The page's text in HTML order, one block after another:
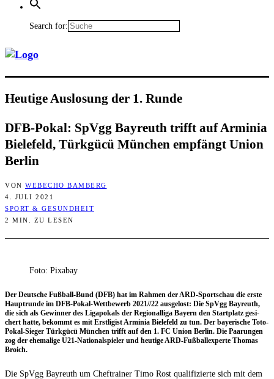
Search for:
Heu­ti­ge Aus­lo­sung der 1. Runde
DFB-Pokal: SpVgg Bay­reuth trifft auf Armi­nia
Bie­le­feld, Türk­gücü Mün­chen emp­fängt Uni­on
Berlin
VON WEBECHO BAMBERG
4. JULI 2021
SPORT & GESUNDHEIT
2 MIN. ZU LESEN
Foto: Pixabay
Der Deut­sche Fuß­ball-Bund (DFB) hat im Rah­men der ARD-Sport­schau die ers­te
Haupt­run­de im DFB-Pokal-Wett­be­werb 2021/​/​22 aus­ge­lost: Die SpVgg Bay­reuth,
die sich als Gewin­ner des Liga­po­kals der Regio­nal­li­ga Bay­ern den Start­platz gesi­
chert hat­te, bekommt es mit Erst­li­gist Armi­nia Bie­le­feld zu tun. Der baye­ri­sche Toto-
Pokal-Sie­ger Türk­gücü Mün­chen trifft auf den 1. FC Uni­on Ber­lin. Die Paa­run­gen
zog der ehe­ma­li­ge U21-Natio­nal­spie­ler und heu­ti­ge ARD-Fuß­ball­ex­per­te Tho­mas
Broich.
Die SpVgg Bay­reuth um Chef­trai­ner Timo Rost qua­li­fi­zier­te sich mit dem